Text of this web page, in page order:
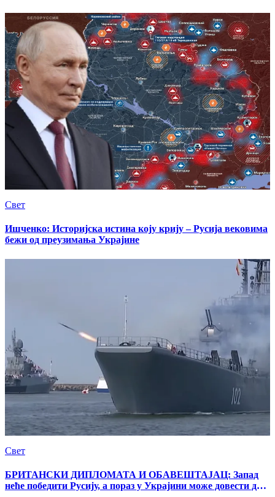
Свет
Ишченко: Историјска истина коју крију – Русија вековима
бежи од преузимања Украјине
Свет
БРИТАНСКИ ДИПЛОМАТА И ОБАВЕШТАЈАЦ: Запад
неће победити Русију, а пораз у Украјини може довести до